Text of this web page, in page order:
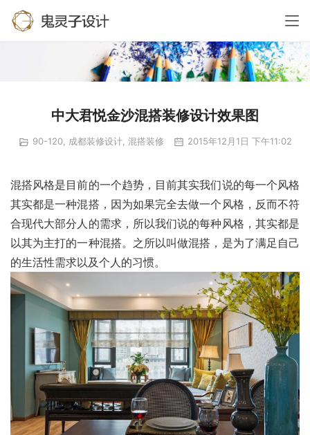
中大君悦金沙混搭装修设计效果图
90-120, 成都装修设计, 混搭装修 2015年12月1日 下午11:02
混搭风格是目前的一个趋势，目前其实我们说的每一个风格
其实都是一种混搭，因为如果完全去做一个风格，反而不符
合现代大部分人的需求，所以我们说的每种风格，其实都是
以其为主打的一种混搭。之所以叫做混搭，是为了满足自己
的生活性需求以及个人的习惯。